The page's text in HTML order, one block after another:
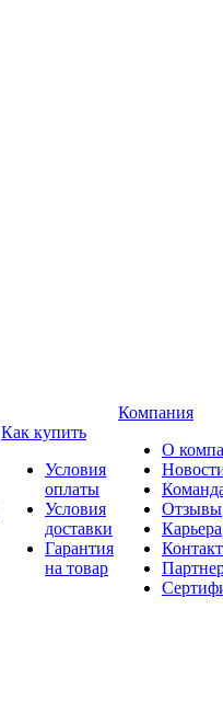
Как купить
Условия
оплаты
Условия
доставки
Гарантия
на товар
Компания
О
Отзывы
Карьера